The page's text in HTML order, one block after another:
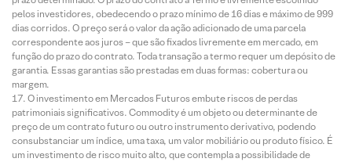
pelos investidores, obedecendo o prazo mínimo de 16 dias e máximo de 999
dias corridos. O preço será o valor da ação adicionado de uma parcela
correspondente aos juros – que são fixados livremente em mercado, em
função do prazo do contrato. Toda transação a termo requer um depósito de
garantia. Essas garantias são prestadas em duas formas: cobertura ou
margem.
O investimento em Mercados Futuros embute riscos de perdas
patrimoniais significativos. Commodity é um objeto ou determinante de
preço de um contrato futuro ou outro instrumento derivativo, podendo
consubstanciar um índice, uma taxa, um valor mobiliário ou produto físico. É
um investimento de risco muito alto, que contempla a possibilidade de